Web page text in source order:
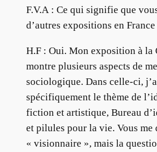
F.V.A : Ce qui signifie que
d’autres expositions en France
H.F : Oui. Mon exposition à la
montre plusieurs aspects de
sociologique. Dans celle-ci,
spécifiquement le thème de
fiction et artistique, Bureau
et pilules pour la vie. Vous me
« visionnaire », mais la